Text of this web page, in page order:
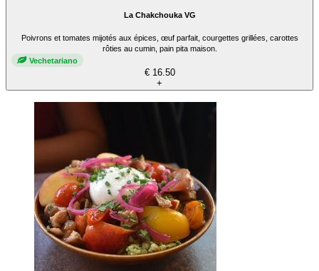
La Chakchouka VG
Poivrons et tomates mijotés aux épices, œuf parfait, courgettes grillées, carottes
rôties au cumin, pain pita maison.
Vechetariano
€ 16.50
+